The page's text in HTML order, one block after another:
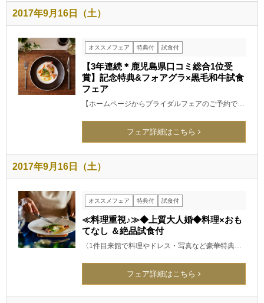
2017年9月16日（土）
オススメフェア 特典付 試食付
【3年連続＊鹿児島県口コミ総合1位受
賞】記念特典&フォアグラ×黒毛和牛試食
フェア
【ホームページからブライダルフェアのご予約で…
フェア詳細はこちら
2017年9月16日（土）
オススメフェア 特典付 試食付
≪料理重視♪≫◆上質大人婚◆料理×おも
てなし ＆絶品試食付
〈1件目来館で料理やドレス・写真など豪華特典…
フェア詳細はこちら